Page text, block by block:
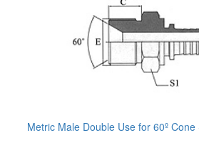
Metric Male Double Use for 60º